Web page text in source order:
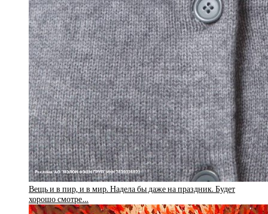
Вещь и в пир, и в мир. Надела бы даже на праздник. Будет
хорошо смотре…